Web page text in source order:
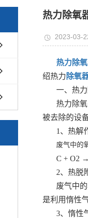
热力除氧
2023-03-
热力除
绍热力 除氧
一、热
热力除
被去除的设
1、热解
废气中的
C + O2
2、热脱
废气中
是利用惰性
3、惰性